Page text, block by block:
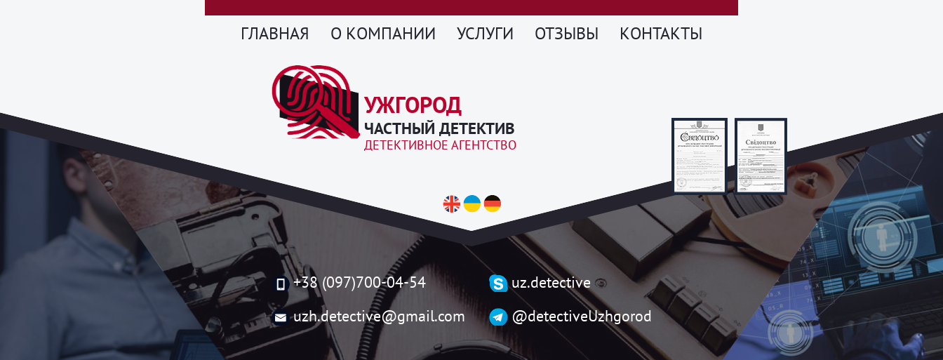
ГЛАВНАЯ О КОМПАНИИ УСЛУГИ ОТЗЫВЫ КОНТАКТЫ
УЖГОРОД
ЧАСТНЫЙ ДЕТЕКТИВ
ДЕТЕКТИВНОЕ АГЕНТСТВО
+38 (097)700-04-54
uzh.detective@gmail.com
uz.detective
@detectiveUzhgorod